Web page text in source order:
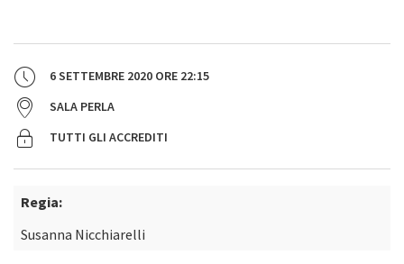
6 SETTEMBRE 2020 ORE 22:15
SALA PERLA
TUTTI GLI ACCREDITI
Regia:
Susanna Nicchiarelli